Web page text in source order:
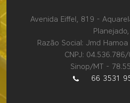
Avenida Eiffel, 819 -
Planejado,
Razão Social: Jmd
CNPJ:
Sinop/MT -
66 3531